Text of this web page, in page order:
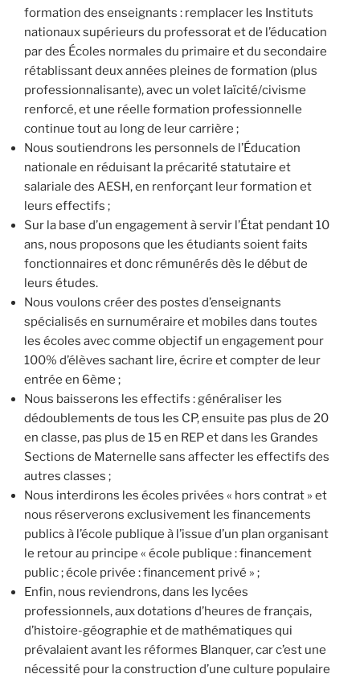
formation des enseignants : remplacer les Instituts
nationaux supérieurs du professorat et de l’éducation
par des Écoles normales du primaire et du secondaire
rétablissant deux années pleines de formation (plus
professionnalisante), avec un volet laïcité/civisme
renforcé, et une réelle formation professionnelle
continue tout au long de leur carrière ;
Nous soutiendrons les personnels de l’Éducation
nationale en réduisant la précarité statutaire et
salariale des AESH, en renforçant leur formation et
leurs effectifs ;
Sur la base d’un engagement à servir l’État pendant 10
ans, nous proposons que les étudiants soient faits
fonctionnaires et donc rémunérés dès le début de
leurs études.
Nous voulons créer des postes d’enseignants
spécialisés en surnuméraire et mobiles dans toutes
les écoles avec comme objectif un engagement pour
100% d’élèves sachant lire, écrire et compter de leur
entrée en 6ème ;
Nous baisserons les effectifs : généraliser les
dédoublements de tous les CP, ensuite pas plus de 20
en classe, pas plus de 15 en REP et dans les Grandes
Sections de Maternelle sans affecter les effectifs des
autres classes ;
Nous interdirons les écoles privées « hors contrat » et
nous réserverons exclusivement les financements
publics à l’école publique à l’issue d’un plan organisant
le retour au principe « école publique : financement
public ; école privée : financement privé » ;
Enfin, nous reviendrons, dans les lycées
professionnels, aux dotations d’heures de français,
d’histoire-géographie et de mathématiques qui
prévalaient avant les réformes Blanquer, car c’est une
nécessité pour la construction d’une culture populaire